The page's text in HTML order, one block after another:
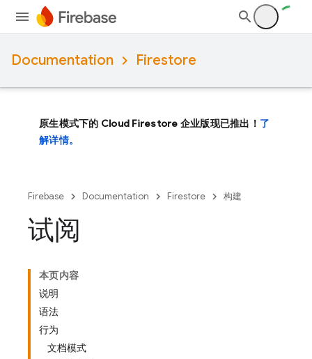
Documentation Firestore
原生模式下的 Cloud Firestore 企业版现已推出！ 了
解详情。
Firebase Documentation Firestore 构建
试阅
本页内容
说明
语法
行为
文档模式